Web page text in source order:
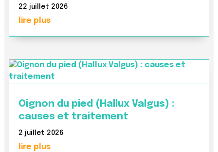
22 juillet 2026
lire plus
Oignon du pied (Hallux Valgus) :
causes et traitement
2 juillet 2026
lire plus